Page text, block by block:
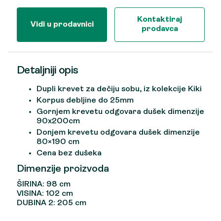
Vidi u prodavnici
Kontaktiraj
prodavca
Detaljniji opis
Dupli krevet za dečiju sobu, iz kolekcije Kiki
Korpus debljine do 25mm
Gornjem krevetu odgovara dušek dimenzije
90x200cm
Donjem krevetu odgovara dušek dimenzije
80×190 cm
Cena bez dušeka
Dimenzije proizvoda
ŠIRINA: 98 cm
VISINA: 102 cm
DUBINA 2: 205 cm